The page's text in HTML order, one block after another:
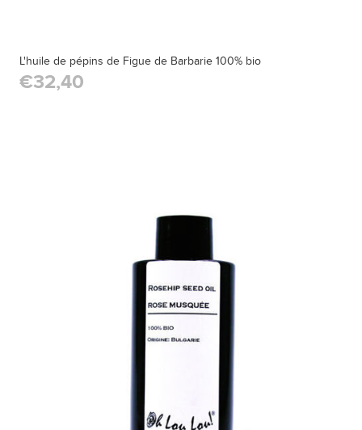
L'huile de pépins de Figue de Barbarie 100% bio
€32,40